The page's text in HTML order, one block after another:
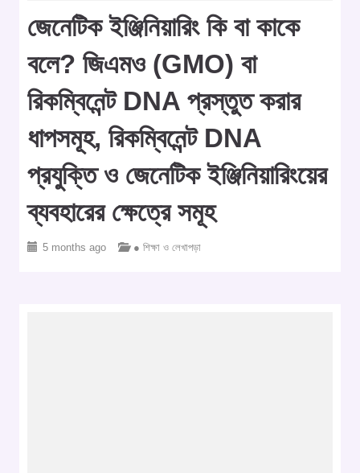
জেনেটিক ইঞ্জিনিয়ারিং কি বা কাকে
বলে? জিএমও (GMO) বা
রিকম্বিনেন্ট DNA প্রস্তুত করার
ধাপসমূহ, রিকম্বিনেন্ট DNA
প্রযুক্তি ও জেনেটিক ইঞ্জিনিয়ারিংয়ের
ব্যবহারের ক্ষেত্রে সমূহ
5 months ago ● শিক্ষা ও লেখাপড়া